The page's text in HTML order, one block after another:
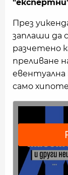
През
заплаши да
разчетено
преливане
евентуална
само